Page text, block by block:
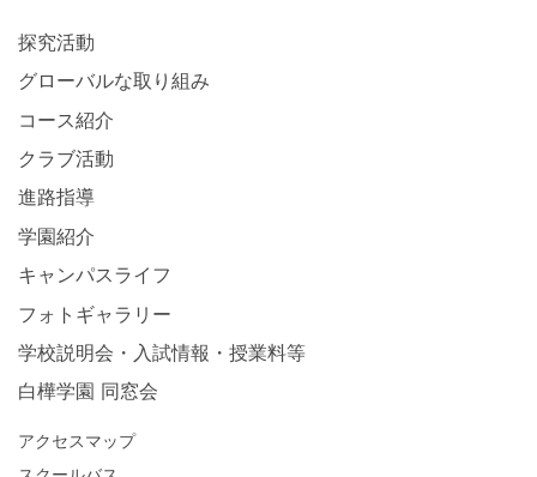
探究活動
グローバルな取り組み
コース紹介
クラブ活動
進路指導
学園紹介
キャンパスライフ
フォトギャラリー
学校説明会・入試情報・授業料等
白樺学園 同窓会
アクセスマップ